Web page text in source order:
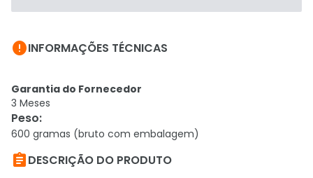
INFORMAÇÕES TÉCNICAS
Garantia do Fornecedor
3 Meses
Peso:
600 gramas (bruto com embalagem)
DESCRIÇÃO DO PRODUTO